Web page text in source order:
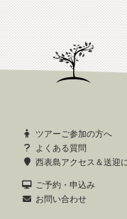
ツアーご参加の方へ
よくある質問
西表島アクセス＆送迎
ご予約・申込み
お問い合わせ